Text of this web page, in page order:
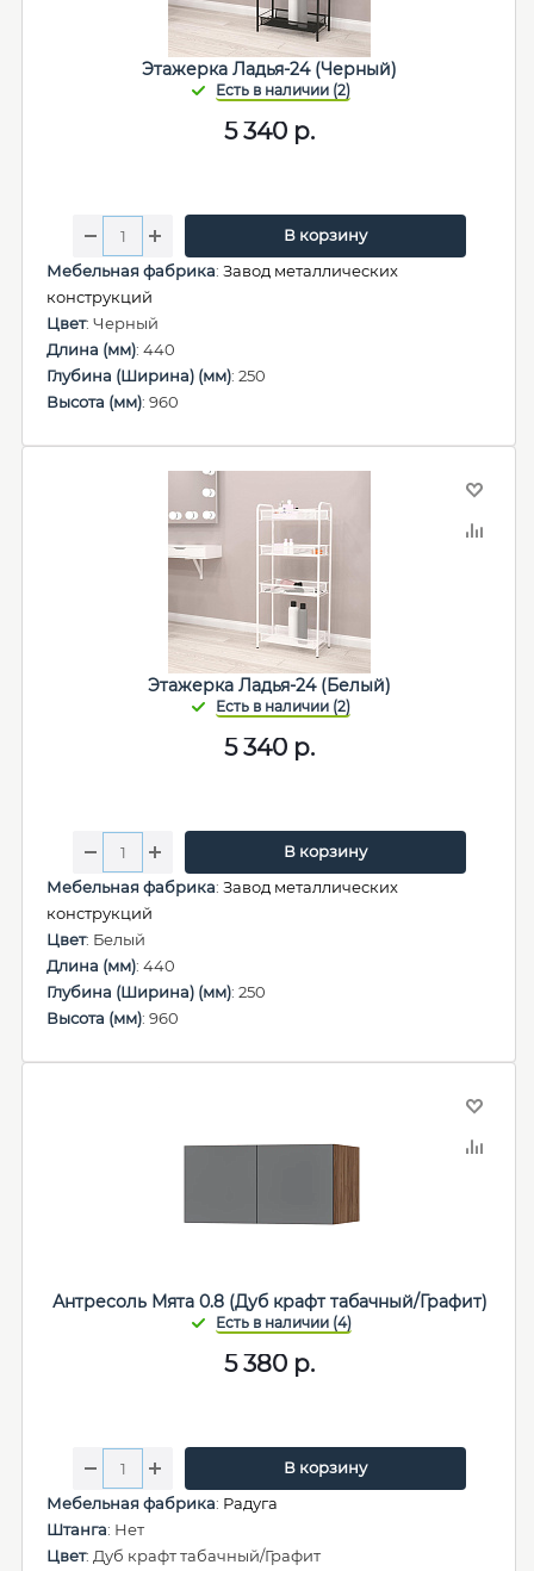
Этажерка Ладья-24 (Черный)
5 340 р.
В корзину
Мебельная фабрика: Завод металлических
конструкций
Цвет: Черный
Длина (мм): 440
Глубина (Ширина) (мм): 250
Высота (мм): 960
Этажерка Ладья-24 (Белый)
5 340 р.
В корзину
Мебельная фабрика: Завод металлических
конструкций
Цвет: Белый
Длина (мм): 440
Глубина (Ширина) (мм): 250
Высота (мм): 960
Антресоль Мята 0.8 (Дуб крафт табачный/Графит)
5 380 р.
В корзину
Мебельная фабрика: Радуга
Штанга: Нет
Цвет: Дуб крафт табачный/Графит